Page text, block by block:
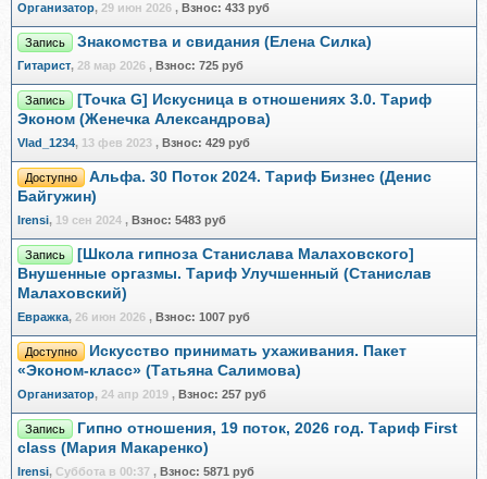
Организатор, 29 июн 2026 , Взнос: 433 руб
Запись Знакомства и свидания (Елена Силка)
Гитарист, 28 мар 2026 , Взнос: 725 руб
Запись
[Точка G] Искусница в отношениях 3.0. Тариф
Эконом (Женечка Александрова)
Vlad_1234, 13 фев 2023 , Взнос: 429 руб
Доступно
Альфа. 30 Поток 2024. Тариф Бизнес (Денис
Байгужин)
Irensi, 19 сен 2024 , Взнос: 5483 руб
Запись
[Школа гипноза Станислава Малаховского]
Внушенные оргазмы. Тариф Улучшенный (Станислав
Малаховский)
Евражкa, 26 июн 2026 , Взнос: 1007 руб
Доступно
Искусство принимать ухаживания. Пакет
«Эконом-класс» (Татьяна Салимова)
Организатор, 24 апр 2019 , Взнос: 257 руб
Запись
Гипно отношения, 19 поток, 2026 год. Тариф First
class (Мария Макаренко)
Irensi, Суббота в 00:37 , Взнос: 5871 руб